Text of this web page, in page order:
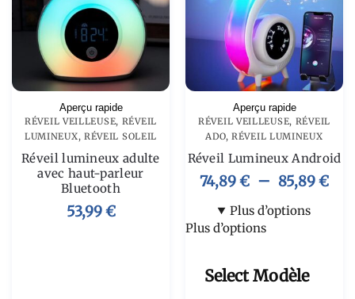
Aperçu rapide
RÉVEIL VEILLEUSE, RÉVEIL
LUMINEUX, RÉVEIL SOLEIL
Réveil lumineux adulte
avec haut-parleur
Bluetooth
53,99€
Aperçu rapide
RÉVEIL VEILLEUSE, RÉVEIL
ADO, RÉVEIL LUMINEUX
Réveil Lumineux Android​
74,89€ – 85,89€
Plus d’options
Plus d’options
Select Modèle